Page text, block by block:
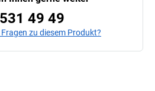
49 49
Fragen zu diesem Produkt?